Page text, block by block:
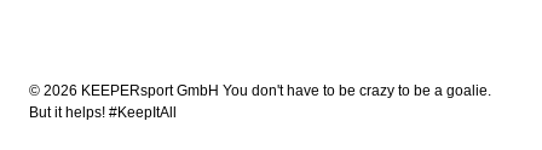
© 2026 KEEPERsport GmbH You don't have to be crazy to be a goalie.
But it helps! #KeepItAll